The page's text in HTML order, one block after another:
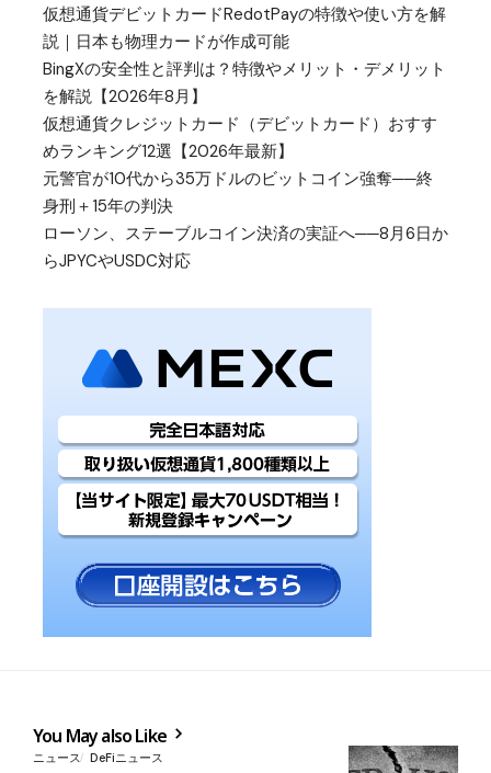
仮想通貨デビットカードRedotPayの特徴や使い方を解
説｜日本も物理カードが作成可能
BingXの安全性と評判は？特徴やメリット・デメリット
を解説【2026年8月】
仮想通貨クレジットカード（デビットカード）おすす
めランキング12選【2026年最新】
元警官が10代から35万ドルのビットコイン強奪──終
身刑＋15年の判決
ローソン、ステーブルコイン決済の実証へ──8月6日か
らJPYCやUSDC対応
You May also Like
ニュース DeFiニュース